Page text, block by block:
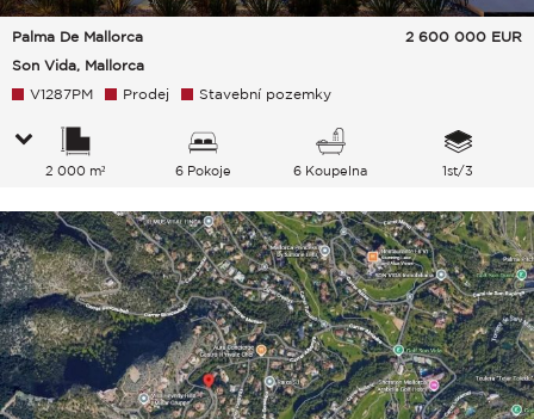
Palma De Mallorca
Son Vida, Mallorca
2 600 000 EUR
V1287PM Prodej Stavební pozemky
2 000 m² 6 Pokoje 6 Koupelna 1st/3